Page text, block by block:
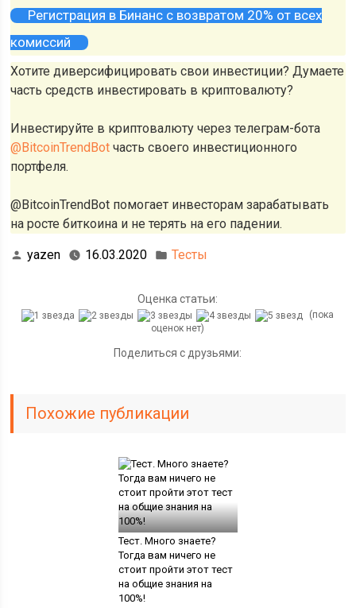
Регистрация в Бинанс с возвратом 20% от всех
комиссий
Хотите диверсифицировать свои инвестиции? Думаете
часть средств инвестировать в криптовалюту?
Инвестируйте в криптовалюту через телеграм-бота
@BitcoinTrendBot часть своего инвестиционного
портфеля.
@BitcoinTrendBot помогает инвесторам зарабатывать
на росте биткоина и не терять на его падении.
yazen 16.03.2020 Тесты
Оценка статьи:
(пока
оценок нет)
Поделиться с друзьями:
Похожие публикации
Тест. Много знаете?
Тогда вам ничего не
стоит пройти этот тест
на общие знания на
100%!